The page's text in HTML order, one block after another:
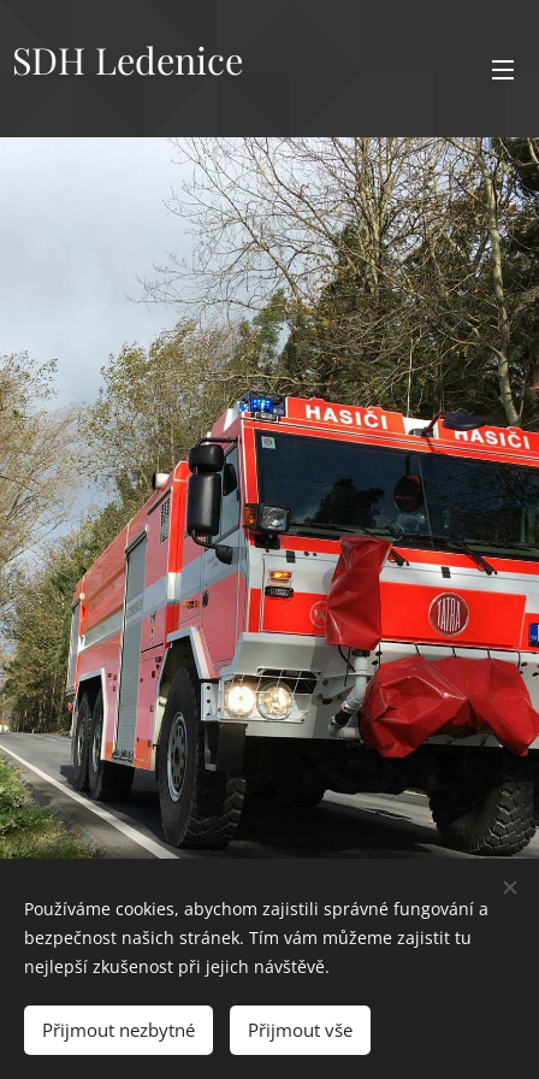
SDH Ledenice
Powered by Webnode Cookies
Používáme cookies, abychom zajistili správné fungování a
bezpečnost našich stránek. Tím vám můžeme zajistit tu
nejlepší zkušenost při jejich návštěvě.
Přijmout nezbytné Přijmout vše